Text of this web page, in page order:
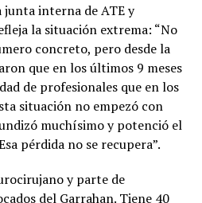
junta interna de ATE y
la situación extrema: “No
concreto, pero desde la
que en los últimos 9 meses
de profesionales que en los
situación no empezó con
muchísimo y potenció el
pérdida no se recupera”.
y parte de
del Garrahan. Tiene 40